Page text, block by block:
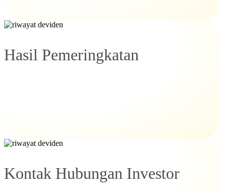
Hasil Pemeringkatan
Kontak Hubungan Investor